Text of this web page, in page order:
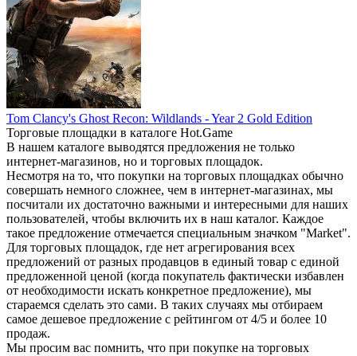
Tom Clancy's Ghost Recon: Wildlands - Year 2 Gold Edition
Торговые площадки в каталоге Hot.Game
В нашем каталоге выводятся предложения не только
интернет-магазинов, но и торговых площадок.
Несмотря на то, что покупки на торговых площадках обычно
совершать немного сложнее, чем в интернет-магазинах, мы
посчитали их достаточно важными и интересными для наших
пользователей, чтобы включить их в наш каталог. Каждое
такое предложение отмечается специальным значком "Market".
Для торговых площадок, где нет агрегирования всех
предложений от разных продавцов в единый товар с единой
предложенной ценой (когда покупатель фактически избавлен
от необходимости искать конкретное предложение), мы
стараемся сделать это сами. В таких случаях мы отбираем
самое дешевое предложение с рейтингом от 4/5 и более 10
продаж.
Мы просим вас помнить, что при покупке на торговых